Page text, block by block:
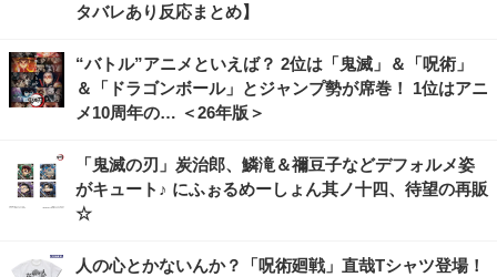
タバレあり反応まとめ】
“バトル”アニメといえば？ 2位は「鬼滅」＆「呪術」
＆「ドラゴンボール」とジャンプ勢が席巻！ 1位はアニ
メ10周年の… ＜26年版＞
「鬼滅の刃」炭治郎、鱗滝＆禰豆子などデフォルメ姿
がキュート♪ にふぉるめーしょん其ノ十四、待望の再販
☆
人の心とかないんか？「呪術廻戦」直哉Tシャツ登場！